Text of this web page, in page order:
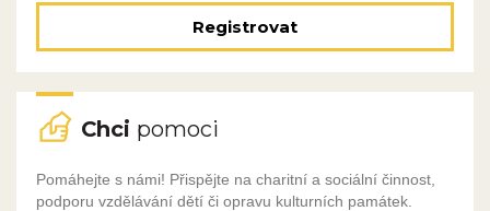
Registrovat
Chci pomoci
Pomáhejte s námi! Přispějte na charitní a sociální činnost,
podporu vzdělávání dětí či opravu kulturních památek.